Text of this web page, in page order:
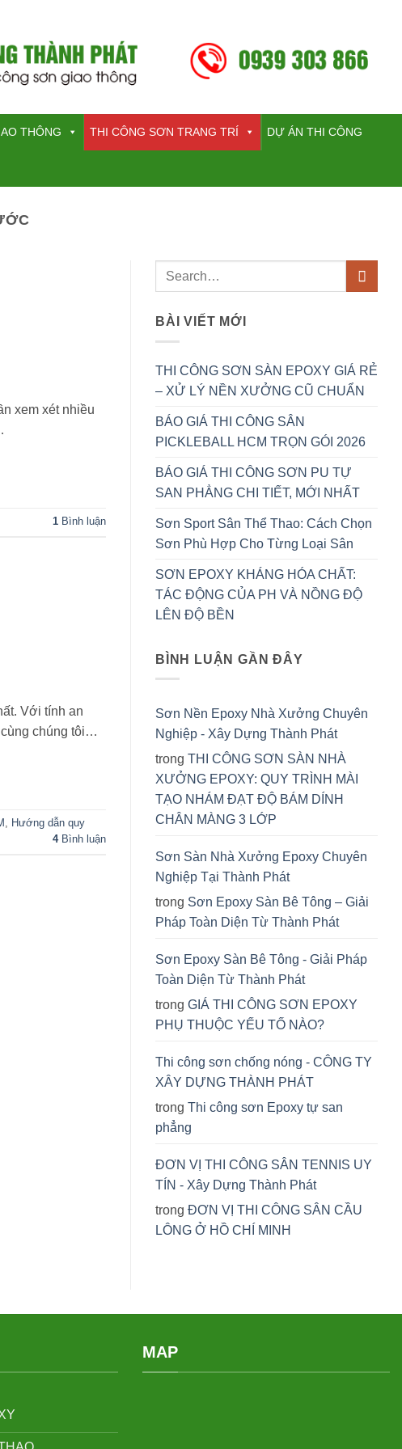
THÔNG THI CÔNG SƠN TRANG TRÍ DỰ ÁN THI CÔNG
xem xét nhiều
1 Bình luận
Với tính an
cùng chúng tôi…
, Hướng dẫn quy
4Bình luận
BÀI VIẾT MỚI
THI CÔNG SƠN SÀN EPOXY GIÁ RẺ
– XỬ LÝ NỀN XƯỞNG CŨ CHUẨN
BÁO GIÁ THI CÔNG SÂN
PICKLEBALL HCM TRỌN GÓI 2026
BÁO GIÁ THI CÔNG SƠN PU TỰ
SAN PHẲNG CHI TIẾT, MỚI NHẤT
Sơn Sport Sân Thể Thao: Cách Chọn
Sơn Phù Hợp Cho Từng Loại Sân
SƠN EPOXY KHÁNG HÓA CHẤT:
TÁC ĐỘNG CỦA PH VÀ NỒNG ĐỘ
LÊN ĐỘ BỀN
BÌNH LUẬN GẦN ĐÂY
Sơn Nền Epoxy Nhà Xưởng Chuyên
Nghiệp - Xây Dựng Thành Phát
trong THI CÔNG SƠN SÀN NHÀ
XƯỞNG EPOXY: QUY TRÌNH MÀI
TẠO NHÁM ĐẠT ĐỘ BÁM DÍNH
CHÂN MÀNG 3 LỚP
Sơn Sàn Nhà Xưởng Epoxy Chuyên
Nghiệp Tại Thành Phát
trong Sơn Epoxy Sàn Bê Tông – Giải
Pháp Toàn Diện Từ Thành Phát
Sơn Epoxy Sàn Bê Tông - Giải Pháp
Toàn Diện Từ Thành Phát
trong GIÁ THI CÔNG SƠN EPOXY
PHỤ THUỘC YẾU TỐ NÀO?
Thi công sơn chống nóng - CÔNG TY
XÂY DỰNG THÀNH PHÁT
trong Thi công sơn Epoxy tự san
phẳng
ĐƠN VỊ THI CÔNG SÂN TENNIS UY
TÍN - Xây Dựng Thành Phát
trong ĐƠN VỊ THI CÔNG SÂN CẦU
LÔNG Ở HỒ CHÍ MINH
MAP